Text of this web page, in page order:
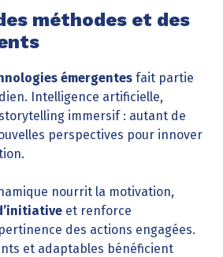
méthodes et des
émergentes fait partie
Intelligence artificielle,
immersif : autant de
perspectives pour innover
nourrit la motivation,
et renforce
des actions engagées.
et adaptables bénéficient